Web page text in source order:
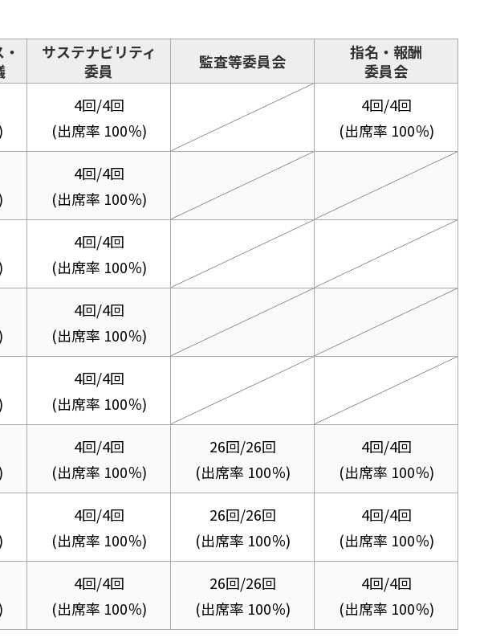
サステナビリティ
委員
監査等委員会
指名・報酬
委員会
4回/4回
(出席率 100％)
4回/4回
(出席率 100％)
4回/4回
(出席率 100％)
4回/4回
(出席率 100％)
4回/4回
(出席率 100％)
4回/4回
(出席率 100％)
4回/4回
(出席率 100％)
26回/26回
(出席率 100％)
4回/4回
(出席率 100％)
4回/4回
(出席率 100％)
26回/26回
(出席率 100％)
4回/4回
(出席率 100％)
4回/4回
(出席率 100％)
26回/26回
(出席率 100％)
4回/4回
(出席率 100％)